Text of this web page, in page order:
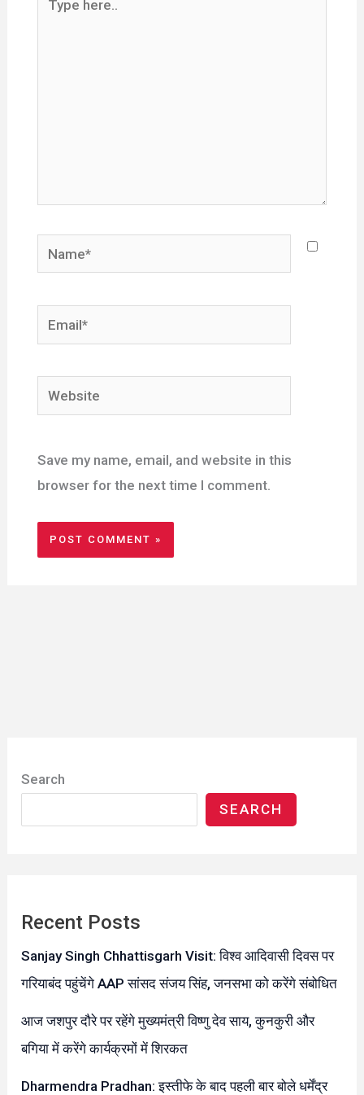
here..
Name*
Email*
Website
Save my name, email, and website in this
browser for the next time I comment.
Search
SEARCH
Recent Posts
Sanjay Singh Chhattisgarh Visit: विश्व आदिवासी दिवस पर
गरियाबंद पहुंचेंगे AAP सांसद संजय सिंह, जनसभा को करेंगे संबोधित
आज जशपुर दौरे पर रहेंगे मुख्यमंत्री विष्णु देव साय, कुनकुरी और
बगिया में करेंगे कार्यक्रमों में शिरकत
Dharmendra Pradhan: इस्तीफे के बाद पहली बार बोले धर्मेंद्र